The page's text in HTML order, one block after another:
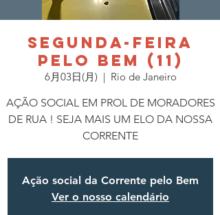
SEGUNDA-FEIRA
PELO BEM (11)
6月03日(月)
  |
Rio de Janeiro
AÇÃO SOCIAL EM PROL DE MORADORES
DE RUA ! SEJA MAIS UM ELO DA NOSSA
CORRENTE
Ação social da Corrente pelo Bem
Ver o nosso calendário